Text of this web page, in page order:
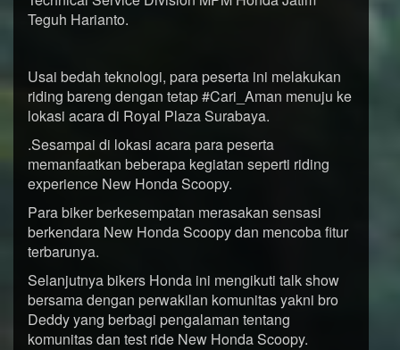
Teguh Harianto.
Usai bedah teknologi, para peserta ini melakukan
riding bareng dengan tetap #Cari_Aman menuju ke
lokasi acara di Royal Plaza Surabaya.
.Sesampai di lokasi acara para peserta
memanfaatkan beberapa kegiatan seperti riding
experience New Honda Scoopy.
Para biker berkesempatan merasakan sensasi
berkendara New Honda Scoopy dan mencoba fitur
terbarunya.
Selanjutnya bikers Honda ini mengikuti talk show
bersama dengan perwakilan komunitas yakni bro
Deddy yang berbagi pengalaman tentang
komunitas dan test ride New Honda Scoopy.